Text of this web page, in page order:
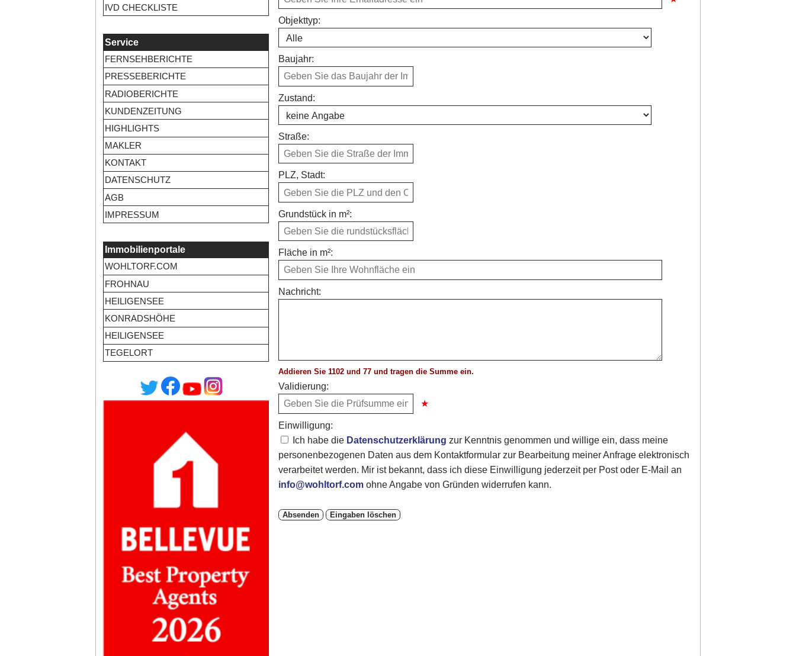
IVD CHECKLISTE
Service
FERNSEHBERICHTE
PRESSEBERICHTE
RADIOBERICHTE
KUNDENZEITUNG
HIGHLIGHTS
MAKLER
KONTAKT
DATENSCHUTZ
AGB
IMPRESSUM
Immobilienportale
WOHLTORF.COM
FROHNAU
HEILIGENSEE
KONRADSHÖHE
HEILIGENSEE
TEGELORT
Objekttyp:
Baujahr:
Zustand:
Straße:
PLZ, Stadt:
Grundstück in m²:
Fläche in m²:
Nachricht:
Addieren Sie 1102 und 77 und tragen die Summe ein.
Validierung:
Einwilligung:
Ich habe die Datenschutzerklärung zur Kenntnis genommen und willige ein, dass meine
personenbezogenen Daten aus dem Kontaktformular zur Bearbeitung meiner Anfrage elektronisch
verarbeitet werden. Mir ist bekannt, dass ich diese Einwilligung jederzeit per Post oder E-Mail an
info@wohltorf.comohne Angabe von Gründen widerrufen kann.
Absenden Eingaben löschen